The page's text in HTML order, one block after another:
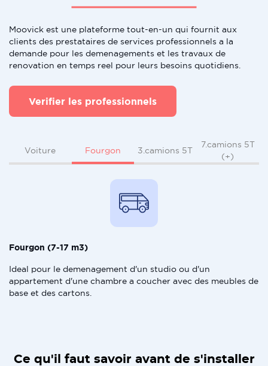
Moovick est une plateforme tout-en-un qui fournit aux
clients des prestataires de services professionnels a la
demande pour les demenagements et les travaux de
renovation en temps reel pour leurs besoins quotidiens.
Verifier les professionnels
Voiture Fourgon 3.camions 5T
7.camions 5T
(+)
Fourgon (7-17 m3)
Ideal pour le demenagement d'un studio ou d'un
appartement d'une chambre a coucher avec des meubles de
base et des cartons.
Ce qu'il faut savoir avant de s'installer